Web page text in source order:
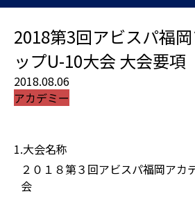
2018第3回アビスパ福
ップU-10大会 大会要項
2018.08.06
アカデミー
1.大会名称
２０１８第３回アビスパ福岡アカ
会